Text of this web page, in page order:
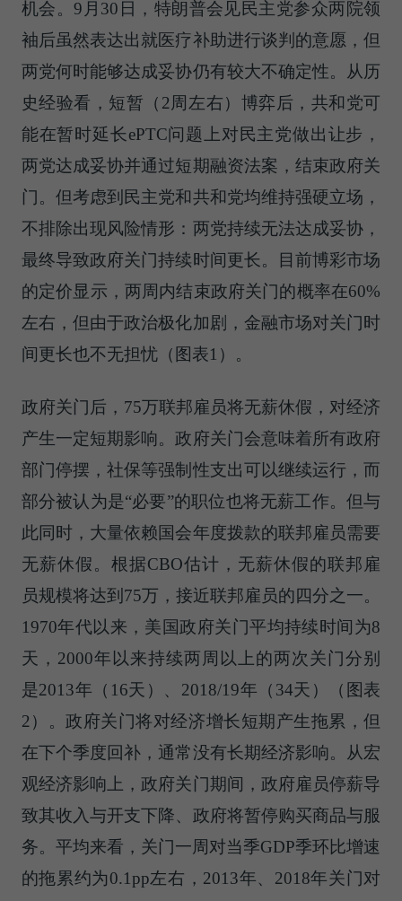
机会。9月30日，特朗普会见民主党参众两院领
袖后虽然表达出就医疗补助进行谈判的意愿，但
两党何时能够达成妥协仍有较大不确定性。从历
史经验看，短暂（2周左右）博弈后，共和党可
能在暂时延长ePTC问题上对民主党做出让步，
两党达成妥协并通过短期融资法案，结束政府关
门。但考虑到民主党和共和党均维持强硬立场，
不排除出现风险情形：两党持续无法达成妥协，
最终导致政府关门持续时间更长。目前博彩市场
的定价显示，两周内结束政府关门的概率在60%
左右，但由于政治极化加剧，金融市场对关门时
间更长也不无担忧（图表1）。
政府关门后，75万联邦雇员将无薪休假，对经济
产生一定短期影响。政府关门会意味着所有政府
部门停摆，社保等强制性支出可以继续运行，而
部分被认为是“必要”的职位也将无薪工作。但与
此同时，大量依赖国会年度拨款的联邦雇员需要
无薪休假。根据CBO估计，无薪休假的联邦雇
员规模将达到75万，接近联邦雇员的四分之一。
1970年代以来，美国政府关门平均持续时间为8
天，2000年以来持续两周以上的两次关门分别
是2013年（16天）、2018/19年（34天）（图表
2）。政府关门将对经济增长短期产生拖累，但
在下个季度回补，通常没有长期经济影响。从宏
观经济影响上，政府关门期间，政府雇员停薪导
致其收入与开支下降、政府将暂停购买商品与服
务。平均来看，关门一周对当季GDP季环比增速
的拖累约为0.1pp左右，2013年、2018年关门对